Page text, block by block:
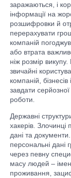
заражаються, і
інформації на
розшифровки й
перерахувати
компаній
або втрата
ніж розмір
звичайні
компаній,
завдати
роботи.
Державні
хакерів. Злочинці
дані та
персональні дані
через певну
масу людей –
проживання,